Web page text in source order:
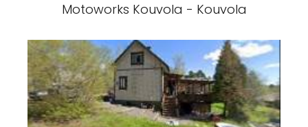
Motoworks Kouvola - Kouvola